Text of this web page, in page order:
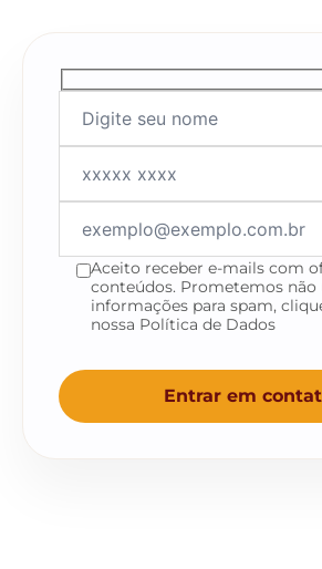
Aceito receber e-mails com
conteúdos. Prometemos não
informações para spam,
nossa Política de Dados